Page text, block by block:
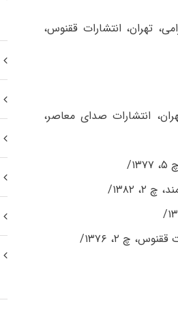
تهران، انتشارات ققنوس،
انتشارات صدای معاصر،